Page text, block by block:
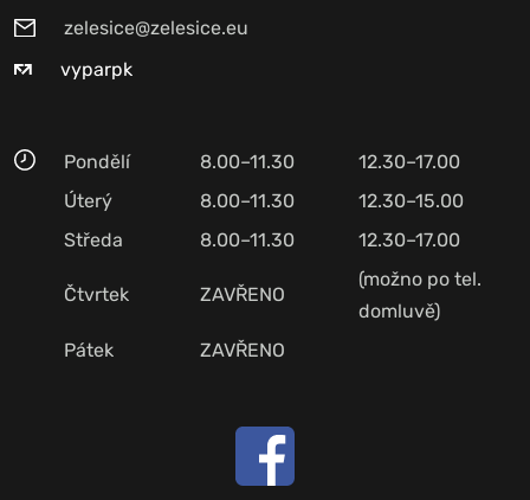
zelesice@zelesice.eu
vyparpk
Pondělí 8.00–11.30
12.30–17.00
Úterý
8.00–11.30
12.30–15.00
Středa
8.00–11.30 12.30–17.00
Čtvrtek ZAVŘENO
(možno po tel.
domluvě)
Pátek
ZAVŘENO